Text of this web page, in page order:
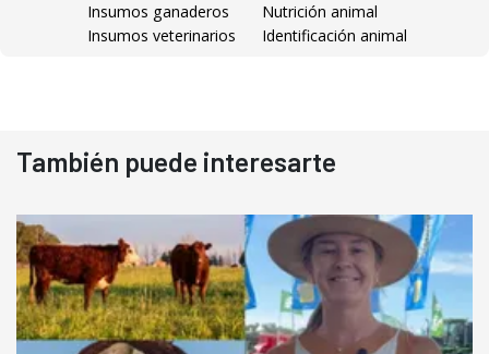
Insumos ganaderos
Nutrición animal
Insumos veterinarios
Identificación animal
También puede interesarte